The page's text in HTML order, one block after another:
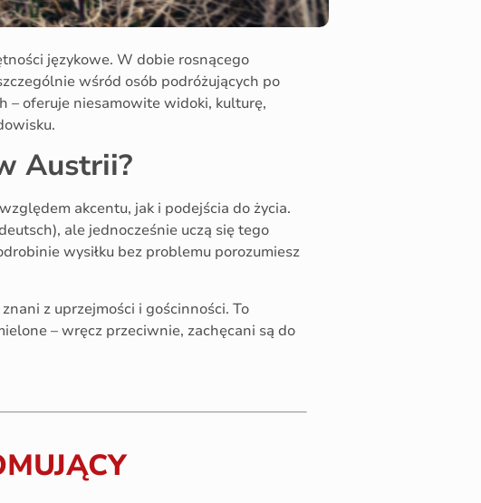
językowe. W dobie rosnącego
wśród osób podróżujących po
– oferuje niesamowite widoki, kulturę,
Austrii?
akcentu, jak i podejścia do życia.
ale jednocześnie uczą się tego
wysiłku bez problemu porozumiesz
z uprzejmości i gościnności. To
– wręcz przeciwnie, zachęcani są do